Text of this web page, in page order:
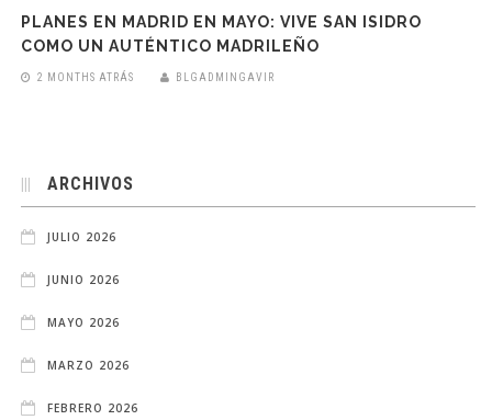
PLANES EN MADRID EN MAYO: VIVE SAN ISIDRO
COMO UN AUTÉNTICO MADRILEÑO
2 MONTHS ATRÁS BLGADMINGAVIR
ARCHIVOS
JULIO 2026
JUNIO 2026
MAYO 2026
MARZO 2026
FEBRERO 2026